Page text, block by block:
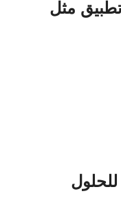
مثل